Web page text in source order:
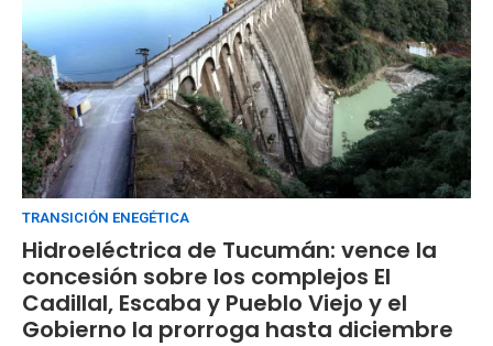
TRANSICIÓN ENEGÉTICA
Hidroeléctrica de Tucumán: vence la
concesión sobre los complejos El
Cadillal, Escaba y Pueblo Viejo y el
Gobierno la prorroga hasta diciembre